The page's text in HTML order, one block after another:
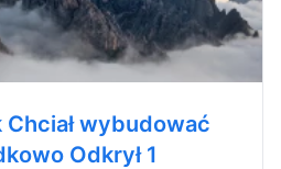
Chciał wybudować
Odkrył 1